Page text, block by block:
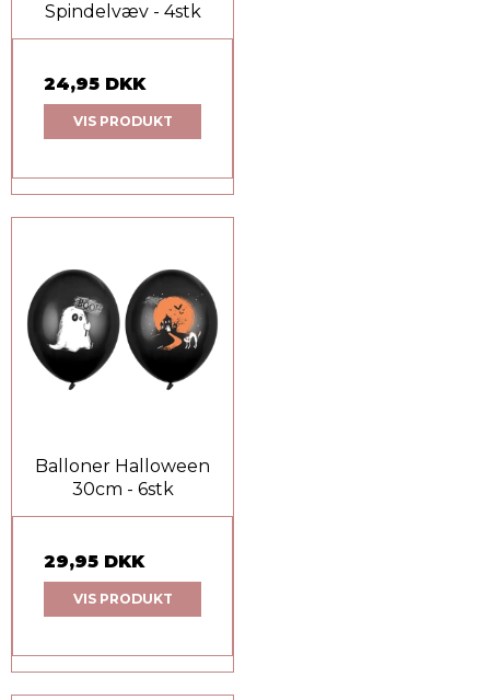
Spindelvæv - 4stk
24,95 DKK
VIS PRODUKT
Balloner Halloween
30cm - 6stk
29,95 DKK
VIS PRODUKT